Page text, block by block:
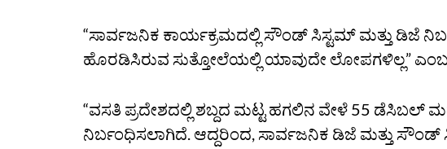
“ಸಾರ್ವಜನಿಕ ಕಾರ್ಯಕ್ರಮದಲ್ಲಿ ಸೌಂಡ್ ಸಿಸ್ಟಮ್ ಮತ್ತು ಡಿಜೆ
ಹೊರಡಿಸಿರುವ ಸುತ್ತೋಲೆಯಲ್ಲಿ ಯಾವುದೇ ಲೋಪಗಳಿಲ್ಲ” ಎಂಬ
“ವಸತಿ ಪ್ರದೇಶದಲ್ಲಿ ಶಬ್ದದ ಮಟ್ಟ ಹಗಲಿನ ವೇಳೆ 55 ಡೆಸಿಬಲ್
ನಿರ್ಬಂಧಿಸಲಾಗಿದೆ. ಆದ್ದರಿಂದ, ಸಾರ್ವಜನಿಕ ಡಿಜೆ ಮತ್ತು ಸೌಂಡ್